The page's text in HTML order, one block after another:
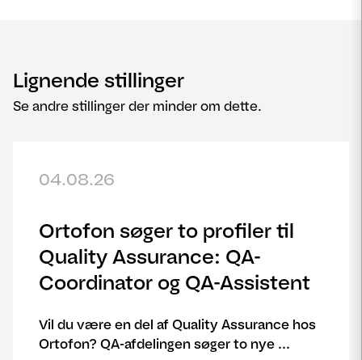
Lignende stillinger
Se andre stillinger der minder om dette.
04.08.26
Ortofon søger to profiler til
Quality Assurance: QA-
Coordinator og QA-Assistent
Vil du være en del af Quality Assurance hos
Ortofon? QA-afdelingen søger to nye ...